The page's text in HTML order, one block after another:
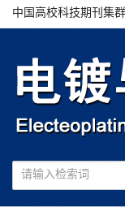
中国高校科技期刊集